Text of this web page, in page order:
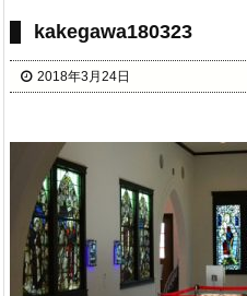
kakegawa180323
2018年3月24日